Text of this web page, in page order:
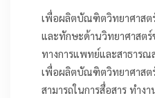
เพื่อผลิตบัณฑิตวิทยาศาสต
และทักษะด้านวิทยาศาสต
ทางการแพทย์และสาธารณ
เพื่อผลิตบัณฑิตวิทยาศาสต
สามารถในการสื่อสาร ทำง